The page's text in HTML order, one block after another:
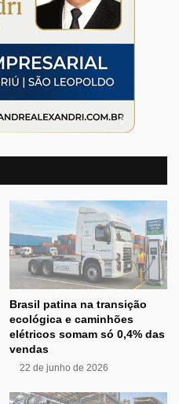
Brasil patina na transição
ecológica e caminhões
elétricos somam só 0,4% das
vendas
22 de junho de 2026